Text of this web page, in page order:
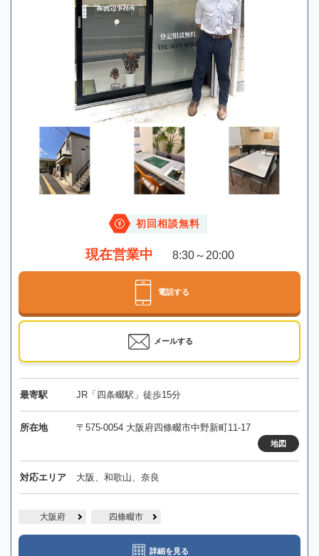
初回相談無料
現在営業中 8:30～20:00
電話する
メールする
最寄駅 JR「四条畷駅」徒歩15分
所在地 〒575-0054 大阪府四條畷市中野新町11-17
地図
対応エリア 大阪、和歌山、奈良
大阪府 四條畷市
詳細を見る